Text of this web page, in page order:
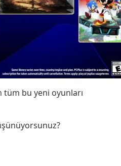
bu yeni oyunları